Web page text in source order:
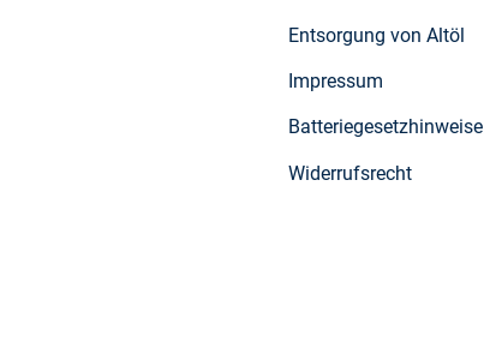
Entsorgung von Altöl
Impressum
Batteriegesetzhinweise
Widerrufsrecht